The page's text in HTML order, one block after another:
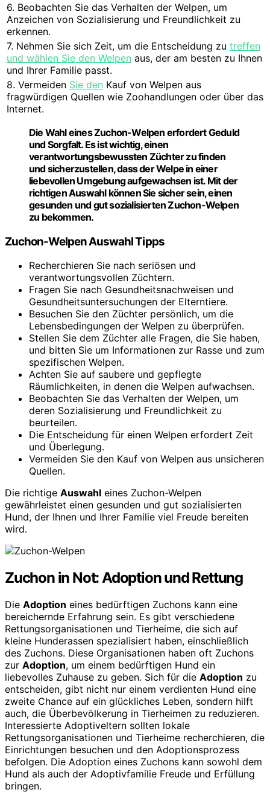
6. Beobachten Sie das Verhalten der Welpen, um
Anzeichen von Sozialisierung und Freundlichkeit zu
erkennen.
7. Nehmen Sie sich Zeit, um die Entscheidung zu treffen
und wählen Sie den Welpen aus, der am besten zu Ihnen
und Ihrer Familie passt.
8. Vermeiden Sie den Kauf von Welpen aus
fragwürdigen Quellen wie Zoohandlungen oder über das
Internet.
Die Wahl eines Zuchon-Welpen erfordert Geduld
und Sorgfalt. Es ist wichtig, einen
verantwortungsbewussten Züchter zu finden
und sicherzustellen, dass der Welpe in einer
liebevollen Umgebung aufgewachsen ist. Mit der
richtigenAuswahlkönnen Sie sicher sein, einen
gesunden und gut sozialisierten Zuchon-Welpen
zu bekommen.
Zuchon-Welpen Auswahl Tipps
Recherchieren Sie nach seriösen und
verantwortungsvollen Züchtern.
Fragen Sie nach Gesundheitsnachweisen und
Gesundheitsuntersuchungen der Elterntiere.
Besuchen Sie den Züchter persönlich, um die
Lebensbedingungen der Welpen zu überprüfen.
Stellen Sie dem Züchter alle Fragen, die Sie haben,
und bitten Sie um Informationen zur Rasse und zum
spezifischen Welpen.
Achten Sie auf saubere und gepflegte
Räumlichkeiten, in denen die Welpen aufwachsen.
Beobachten Sie das Verhalten der Welpen, um
deren Sozialisierung und Freundlichkeit zu
beurteilen.
Die Entscheidung für einen Welpen erfordert Zeit
und Überlegung.
Vermeiden Sie den Kauf von Welpen aus unsicheren
Quellen.
Die richtige Auswahl eines Zuchon-Welpen
gewährleistet einen gesunden und gut sozialisierten
Hund, der Ihnen und Ihrer Familie viel Freude bereiten
wird.
Zuchon in Not: Adoption und Rettung
Die Adoption eines bedürftigen Zuchons kann eine
bereichernde Erfahrung sein. Es gibt verschiedene
Rettungsorganisationen und Tierheime, die sich auf
kleine Hunderassen spezialisiert haben, einschließlich
des Zuchons. Diese Organisationen haben oft Zuchons
zur Adoption, um einem bedürftigen Hund ein
liebevolles Zuhause zu geben. Sich für die Adoption zu
entscheiden, gibt nicht nur einem verdienten Hund eine
zweite Chance auf ein glückliches Leben, sondern hilft
auch, die Überbevölkerung in Tierheimen zu reduzieren.
Interessierte Adoptiveltern sollten lokale
Rettungsorganisationen und Tierheime recherchieren, die
Einrichtungen besuchen und den Adoptionsprozess
befolgen. Die Adoption eines Zuchons kann sowohl dem
Hund als auch der Adoptivfamilie Freude und Erfüllung
bringen.